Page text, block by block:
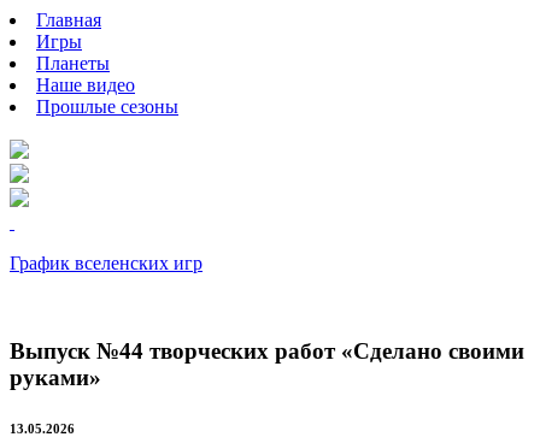
Главная
Игры
Планеты
Наше видео
Прошлые сезоны
График вселенских игр
Выпуск №44 творческих работ «Сделано своими
руками»
13.05.2026